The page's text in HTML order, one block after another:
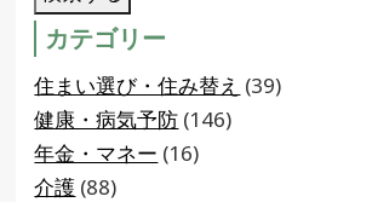
カテゴリー
住まい選び・住み替え (39)
健康・病気予防 (146)
年金・マネー (16)
介護 (88)